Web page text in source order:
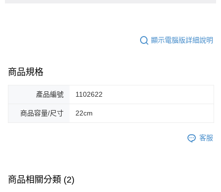
顯示電腦版詳細說明
商品規格
產品編號 1102622
商品容量/尺寸 22cm
客服
商品相關分類 (2)